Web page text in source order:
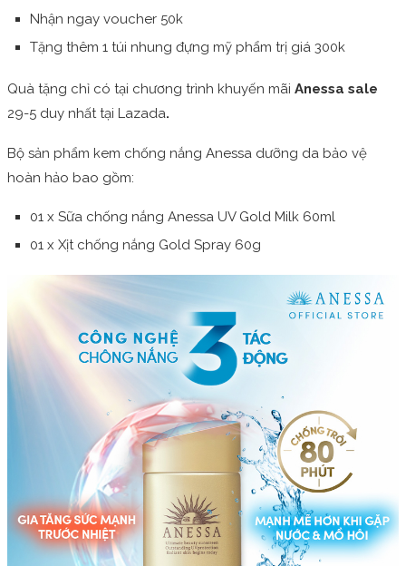
Nhận ngay voucher 50k
Tặng thêm 1 túi nhung đựng mỹ phẩm trị giá 300k
Quà tặng chỉ có tại chương trình khuyến mãi Anessa sale
29-5 duy nhất tại Lazada.
Bộ sản phẩm kem chống nắng Anessa dưỡng da bảo vệ
hoàn hảo bao gồm:
01 x Sữa chống nắng Anessa UV Gold Milk 60ml
01 x Xịt chống nắng Gold Spray 60g